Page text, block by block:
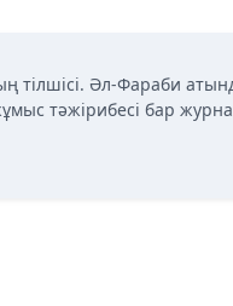
тілшісі. Әл-Фараби
тәжірибесі бар